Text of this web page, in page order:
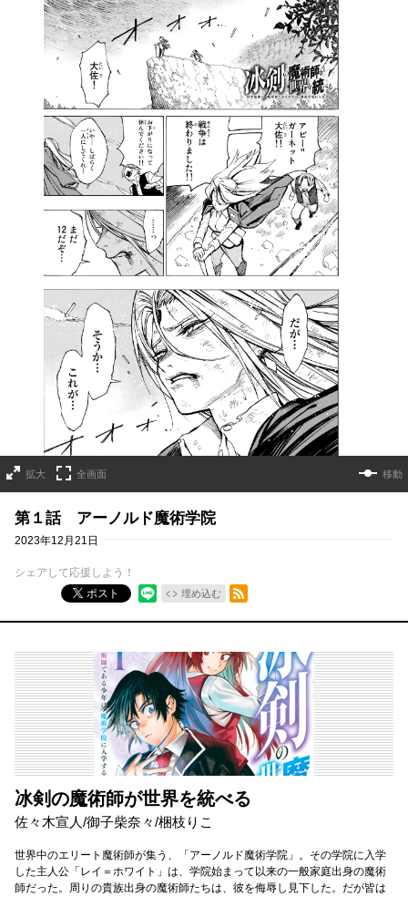
拡大 全画面 移動
第１話 アーノルド魔術学院
2023年12月21日
シェアして応援しよう！
ポスト
埋め込む
RSSフィード
冰剣の魔術師が世界を統べる
佐々木宣人/御子柴奈々/梱枝りこ
世界中のエリート魔術師が集う、「アーノルド魔術学院」。その学院に入学
した主人公「レイ＝ホワイト」は、学院始まって以来の一般家庭出身の魔術
師だった。周りの貴族出身の魔術師たちは、彼を侮辱し見下した。だが皆は